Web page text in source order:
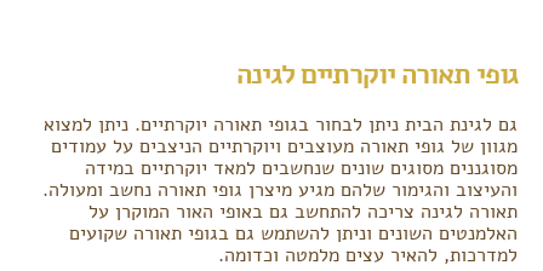
גופי תאורה יוקרתיים לגינה
גם לגינת הבית ניתן לבחור בגופי תאורה יוקרתיים. ניתן למצוא
מגוון של גופי תאורה מעוצבים ויוקרתיים הניצבים על עמודים
מסוגננים מסוגים שונים שנחשבים למאד יוקרתיים במידה
והעיצוב והגימור שלהם מגיע מיצרן גופי תאורה נחשב ומעולה.
תאורה לגינה צריכה להתחשב גם באופי האור המוקרן על
האלמנטים השונים וניתן להשתמש גם בגופי תאורה שקועים
למדרכות, להאיר עצים מלמטה וכדומה.